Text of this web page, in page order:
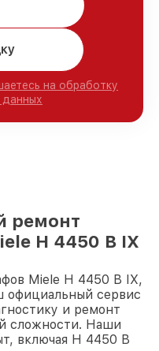
на обработку
данных
ремонт
H 4450 B IX
Miele H 4450 B IX,
официальный сервис
и ремонт
сложности. Наши
включая H 4450 B